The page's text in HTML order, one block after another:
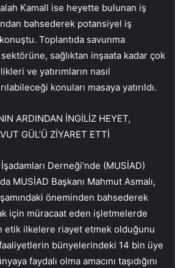
Kamall ise heyette bulunan iş
bahsederek potansiyel iş
Toplantıda savunma
sağlıktan inşaata kadar çok
ve yatırımların nasıl
konuları masaya yatırıldı.
ARDINDAN İNGİLİZ HEYET,
GÜL’Ü ZİYARET ETTİ
Derneği’nde (MUSİAD)
MUSİAD Başkanı Mahmut Asmalı,
öneminden bahsederek
için müracaat eden işletmelerde
etik ilkelere riayet etmek olduğunu
faaliyetlerin bünyelerindeki 14 bin üye
faydalı olma amacını taşıdığını